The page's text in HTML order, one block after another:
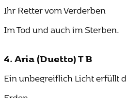
Ihr Retter vom Verderben
Im Tod und auch im Sterben.
4. Aria (Duetto) T B
Ein unbegreiflich Licht erfüllt